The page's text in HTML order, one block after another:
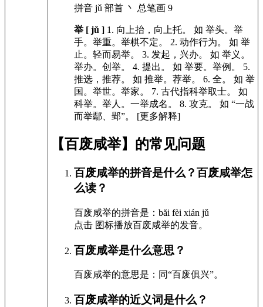
拼音 jǔ 部首 丶 总笔画 9
举 [ jǔ ] 1. 向上抬，向上托。 如 举头。举
手。举重。举棋不定。
2. 动作行为。 如 举
止。轻而易举。
3. 发起，兴办。 如 举义。
举办。创举。
4. 提出。 如 举要。举例。
5.
推选，推荐。 如 推举。荐举。 6. 全。 如 举
国。举世。举家。
7. 古代指科举取士。 如
科举。举人。一举成名。
8. 攻克。 如 “一战
而举鄢、郢”。
[更多解释]
【百废咸举】的常见问题
百废咸举的拼音是什么？百废咸举怎
么读？
百废咸举的拼音是：băi fèi xián jǔ
点击 图标播放百废咸举的发音。
百废咸举是什么意思？
百废咸举的意思是：同“百废俱兴”。
百废咸举的近义词是什么？